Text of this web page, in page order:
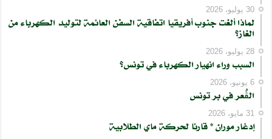
30 يوليو، 2026
لماذا ألغت جنوب أفريقيا اتفاقية السفن العائمة لتوليد الكهرباء من
الغاز؟
28 يوليو، 2026
السبب وراء انهيار الكهرباء في تونس؟
6 يونيو، 2026
الڨُعر في بر تونس
31 مايو، 2026
إدغار موران * قارئا لحركة ماي الطلابية